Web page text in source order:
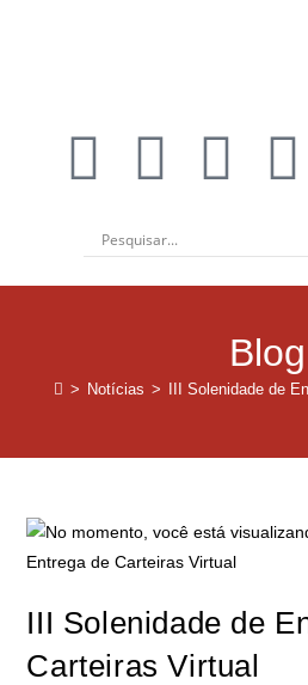
Blog
> Notícias > III Solenidade de
III Solenidade de
Carteiras Virtual